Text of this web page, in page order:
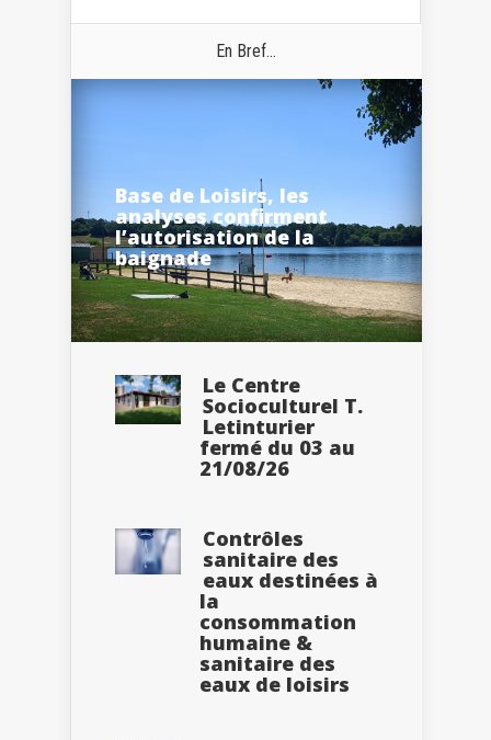
En Bref...
Base de Loisirs, les
analyses confirment
l’autorisation de la
baignade
Le Centre
Socioculturel T.
Letinturier
fermé du 03 au
21/08/26
Contrôles
sanitaire des
eaux destinées à
la
consommation
humaine &
sanitaire des
eaux de loisirs